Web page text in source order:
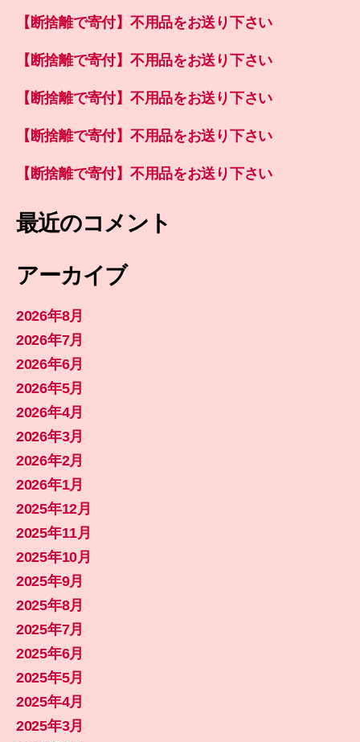
【断捨離で寄付】不用品をお送り下さい
【断捨離で寄付】不用品をお送り下さい
【断捨離で寄付】不用品をお送り下さい
【断捨離で寄付】不用品をお送り下さい
【断捨離で寄付】不用品をお送り下さい
最近のコメント
アーカイブ
2026年8月
2026年7月
2026年6月
2026年5月
2026年4月
2026年3月
2026年2月
2026年1月
2025年12月
2025年11月
2025年10月
2025年9月
2025年8月
2025年7月
2025年6月
2025年5月
2025年4月
2025年3月